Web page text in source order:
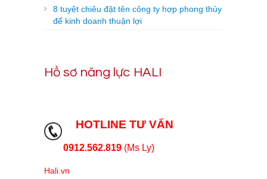
8 tuyệt chiêu đặt tên công ty hợp phong thủy
để kinh doanh thuận lợi
Hồ sơ năng lực HALI
HOTLINE TƯ VẤN
0912.562.819 (Ms Ly)
Hali.vn